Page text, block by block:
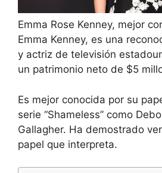
Emma Rose Kenney, mejor
Emma Kenney, es una
y actriz de televisión
un patrimonio neto de $5
Es mejor conocida por su
serie “Shameless” como
Gallagher. Ha demostrado
papel que interpreta.